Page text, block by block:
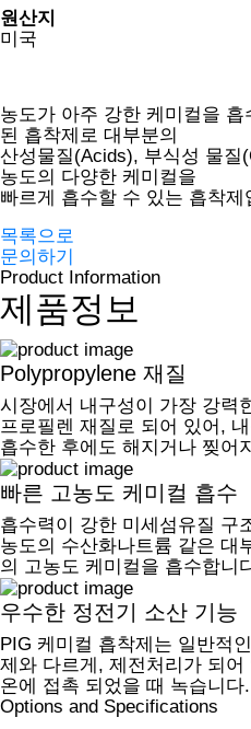
원산지
미국
농도가 아주 강한 케미컬을
된 흡착제로 대부분의
산성물질(Acids), 부식성 물질
농도의 다양한 케미컬을
빠르게 흡수할 수 있는 흡착제
목록으로
문의하기
Product Information
제품정보
Polypropylene 재질
시장에서 내구성이 가장 강력
프로필렌 재질로 되어 있어,
흡수한 후에도 해지거나 찢어
빠른 고농도 케미컬 흡수
흡수력이 강한 미세섬유질 구
농도의 수산화나트륨 같은 대
의 고농도 케미컬을 흡수합니
우수한 정전기 소산 기능
PIG 케미컬 흡착제는 일반적
제와 다르게, 제전처리가 되
온에 접촉 되었을 때 녹습니다.
Options and Specifications